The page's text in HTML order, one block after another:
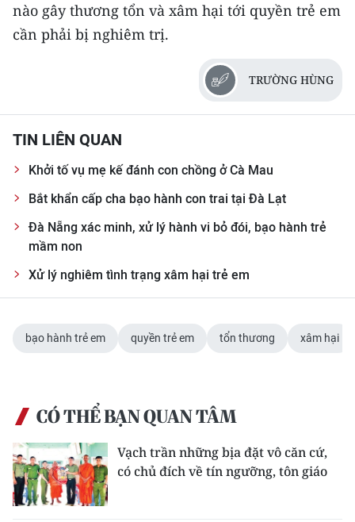
nào gây thương tổn và xâm hại tới quyền trẻ em
cần phải bị nghiêm trị.
TRƯỜNG HÙNG
TIN LIÊN QUAN
Khởi tố vụ mẹ kế đánh con chồng ở Cà Mau
Bắt khẩn cấp cha bạo hành con trai tại Đà Lạt
Đà Nẵng xác minh, xử lý hành vi bỏ đói, bạo hành trẻ
mầm non
Xử lý nghiêm tình trạng xâm hại trẻ em
bạo hành trẻ em quyền trẻ em tổn thương xâm hại
CÓ THỂ BẠN QUAN TÂM
Vạch trần những bịa đặt vô căn cứ,
có chủ đích về tín ngưỡng, tôn giáo